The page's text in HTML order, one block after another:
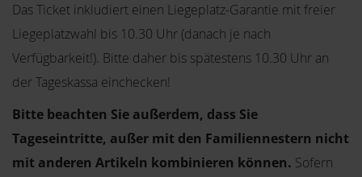
Das Ticket inkludiert einen Liegeplatz-Garantie mit freier
Liegeplatzwahl bis 10.30 Uhr (danach je nach
Verfügbarkeit!). Bitte daher bis spätestens 10.30 Uhr an
der Tageskassa einchecken!
Bitte beachten Sie außerdem, dass Sie
Tageseintritte, außer mit den Familiennestern nicht
mit anderen Artikeln kombinieren können. Sofern